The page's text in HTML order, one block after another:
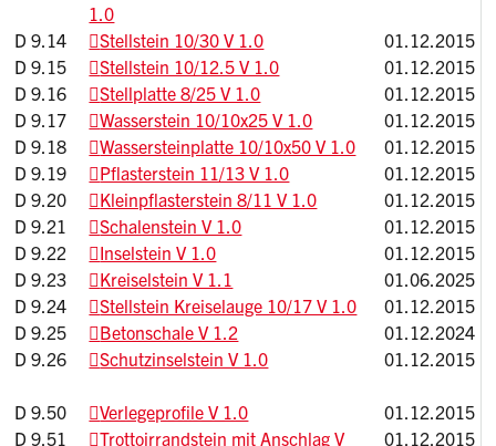
1.0
D 9.14 Stellstein 10/30 V 1.0
01.12.2015
D 9.15
Stellstein 10/12.5 V 1.0
01.12.2015
D 9.16
Stellplatte 8/25 V 1.0
01.12.2015
D 9.17
Wasserstein 10/10x25 V 1.0
01.12.2015
D 9.18
Wassersteinplatte 10/10x50 V 1.0
01.12.2015
D 9.19
Pflasterstein 11/13 V 1.0
01.12.2015
D 9.20
Kleinpflasterstein 8/11 V 1.0
01.12.2015
D 9.21
Schalenstein V 1.0
01.12.2015
D 9.22
Inselstein V 1.0
01.12.2015
D 9.23
Kreiselstein V 1.1
01.06.2025
D 9.24
Stellstein Kreiselauge 10/17 V 1.0
01.12.2015
D 9.25
Betonschale V 1.2
01.12.2024
D 9.26
Schutzinselstein V 1.0 01.12.2015
D 9.50 Verlegeprofile V 1.0
01.12.2015
D 9.51
Trottoirrandstein mit Anschlag V
01.12.2015